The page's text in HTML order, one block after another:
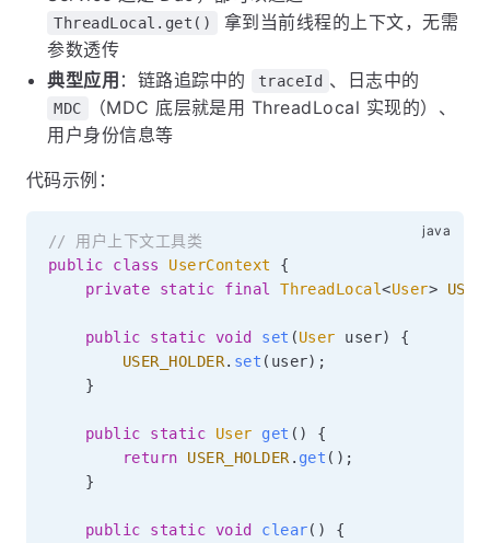
ThreadLocal.get()
拿到当前线程的上下文，无需
参数透传
典型应用 ：链路追踪中的 traceId 、日志中的
MDC
（MDC 底层就是用 ThreadLocal 实现的）、
用户身份信息等
代码示例：
// 用户上下文工具类
public
class UserContext
{
private
static final ThreadLocal<User>
public static void set (User user)
{
USER_HOLDER. set ( user) ;
}
public static User get ( )
{
return
USER_HOLDER . get ( ) ;
}
public static void clear( )
{